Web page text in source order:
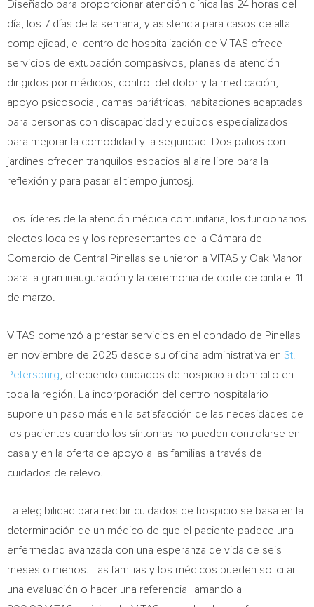
Diseñado para proporcionar atención clínica las 24 horas del
día, los 7 días de la semana, y asistencia para casos de alta
complejidad, el centro de hospitalización de VITAS ofrece
servicios de extubación compasivos, planes de atención
dirigidos por médicos, control del dolor y la medicación,
apoyo psicosocial, camas bariátricas, habitaciones adaptadas
para personas con discapacidad y equipos especializados
para mejorar la comodidad y la seguridad. Dos patios con
jardines ofrecen tranquilos espacios al aire libre para la
reflexión y para pasar el tiempo juntosj.
Los líderes de la atención médica comunitaria, los funcionarios
electos locales y los representantes de la Cámara de
Comercio de Central Pinellas se unieron a VITAS y Oak Manor
para la gran inauguración y la ceremonia de corte de cinta el 11
de marzo.
VITAS comenzó a prestar servicios en el condado de Pinellas
en noviembre de 2025 desde su oficina administrativa en St.
Petersburg , ofreciendo cuidados de hospicio a domicilio en
toda la región. La incorporación del centro hospitalario
supone un paso más en la satisfacción de las necesidades de
los pacientes cuando los síntomas no pueden controlarse en
casa y en la oferta de apoyo a las familias a través de
cuidados de relevo.
La elegibilidad para recibir cuidados de hospicio se basa en la
determinación de un médico de que el paciente padece una
enfermedad avanzada con una esperanza de vida de seis
meses o menos. Las familias y los médicos pueden solicitar
una evaluación o hacer una referencia llamando al